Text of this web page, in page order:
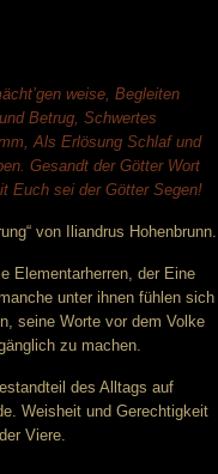
weise, Begleiten
Betrug, Schwertes
Als Erlösung Schlaf und
Gesandt der Götter Wort
Euch sei der Götter Segen!
von Iliandrus Hohenbrunn.
Elementarherren, der Eine
unter ihnen fühlen sich
seine Worte vor dem Volke
zu machen.
des Alltags auf
Weisheit und Gerechtigkeit
Viere.